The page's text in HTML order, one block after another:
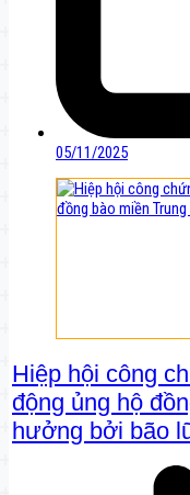
05/11/2025
Hiệp hội công
động ủng hộ
hưởng bởi bão